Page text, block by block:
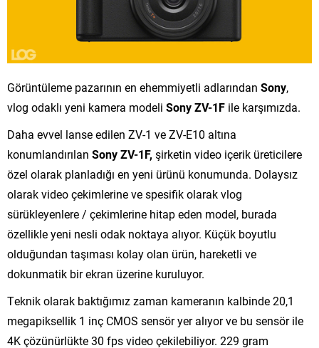
Görüntüleme pazarının en ehemmiyetli adlarından Sony,
vlog odaklı yeni kamera modeli Sony ZV-1F ile karşımızda.
Daha evvel lanse edilen ZV-1 ve ZV-E10 altına
konumlandırılan Sony ZV-1F, şirketin video içerik üreticilere
özel olarak planladığı en yeni ürünü konumunda. Dolaysız
olarak video çekimlerine ve spesifik olarak vlog
sürükleyenlere / çekimlerine hitap eden model, burada
özellikle yeni nesli odak noktaya alıyor. Küçük boyutlu
olduğundan taşıması kolay olan ürün, hareketli ve
dokunmatik bir ekran üzerine kuruluyor.
Teknik olarak baktığımız zaman kameranın kalbinde 20,1
megapiksellik 1 inç CMOS sensör yer alıyor ve bu sensör ile
4K çözünürlükte 30 fps video çekilebiliyor. 229 gram